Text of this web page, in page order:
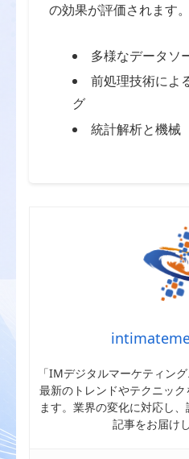
の効果が評価されます。
多様なデータソ
前処理技術によ
グ
統計解析と機械
「IMデジタルマーケティン
最新のトレンドやテクニッ
ます。業界の変化に対応し
記事をお届け